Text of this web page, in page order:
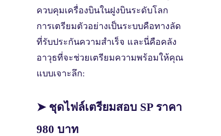
ควบคุมเครื่องบินในฝูงบินระดับโลก
การเตรียมตัวอย่างเป็นระบบคือทางลัด
ที่รับประกันความสำเร็จ และนี่คือคลัง
อาวุธที่จะช่วยเตรียมความพร้อมให้คุณ
แบบเจาะลึก:
➤ ชุดไฟล์เตรียมสอบ SP ราคา
980 บาท